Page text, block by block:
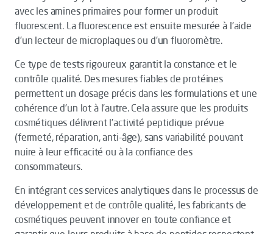
avec les amines primaires pour former un produit
fluorescent. La fluorescence est ensuite mesurée à l’aide
d’un lecteur de microplaques ou d’un fluoromètre.
Ce type de tests rigoureux garantit la constance et le
contrôle qualité. Des mesures fiables de protéines
permettent un dosage précis dans les formulations et une
cohérence d’un lot à l’autre. Cela assure que les produits
cosmétiques délivrent l’activité peptidique prévue
(fermeté, réparation, anti-âge), sans variabilité pouvant
nuire à leur efficacité ou à la confiance des
consommateurs.
En intégrant ces services analytiques dans le processus de
développement et de contrôle qualité, les fabricants de
cosmétiques peuvent innover en toute confiance et